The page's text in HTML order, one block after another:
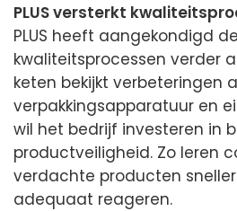
PLUS versterkt
PLUS heeft aangekondigd
kwaliteitsprocessen verder
keten bekijkt verbeteringen
verpakkingsapparatuur en
wil het bedrijf investeren in
productveiligheid. Zo leren
verdachte producten
adequaat reageren.